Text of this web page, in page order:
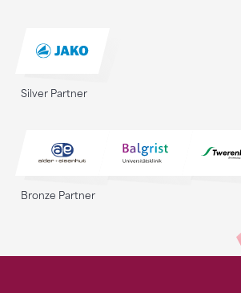
Silver Partner
Bronze Partner